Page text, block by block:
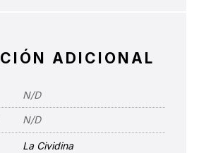
ADICIONAL
N/D
N/D
La Cividina